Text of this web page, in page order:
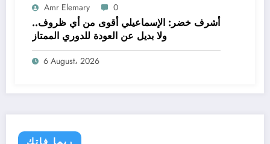
Amr Elemary 0
أشرف خضر: الإسماعيلي أقوى من أي ظروف..
ولا بديل عن العودة للدوري الممتاز
6 August، 2026
ربما فاتك